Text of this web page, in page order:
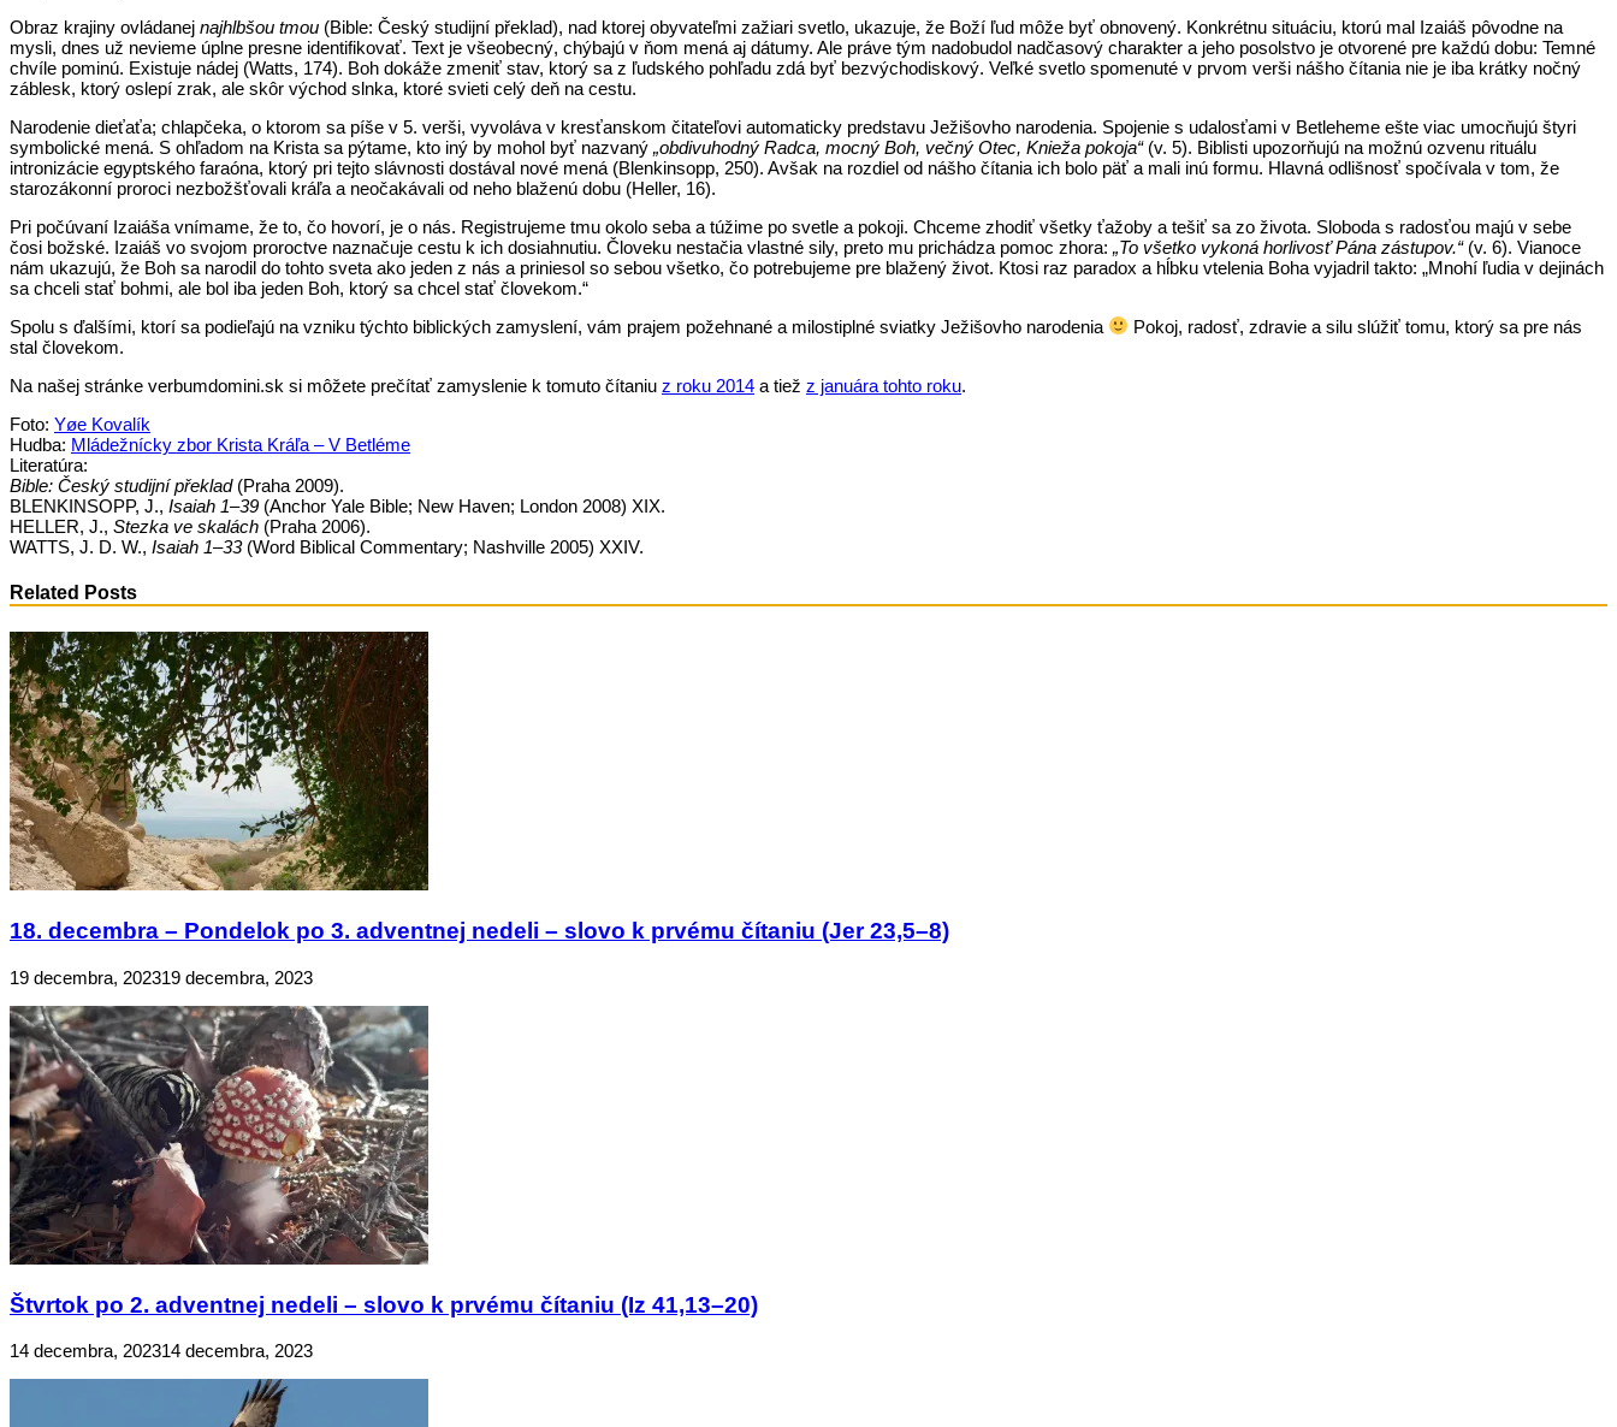
Obraz krajiny ovládanej najhlbšou tmou (Bible: Český studijní překlad), nad ktorej obyvateľmi zažiari svetlo, ukazuje, že Boží ľud môže byť obnovený. Konkrétnu situáciu, ktorú mal Izaiáš pôvodne na
mysli, dnes už nevieme úplne presne identifikovať. Text je všeobecný, chýbajú v ňom mená aj dátumy. Ale práve tým nadobudol nadčasový charakter a jeho posolstvo je otvorené pre každú dobu: Temné
chvíle pominú. Existuje nádej (Watts, 174). Boh dokáže zmeniť stav, ktorý sa z ľudského pohľadu zdá byť bezvýchodiskový. Veľké svetlo spomenuté v prvom verši nášho čítania nie je iba krátky nočný
záblesk, ktorý oslepí zrak, ale skôr východ slnka, ktoré svieti celý deň na cestu.
Narodenie dieťaťa; chlapčeka, o ktorom sa píše v 5. verši, vyvoláva v kresťanskom čitateľovi automaticky predstavu Ježišovho narodenia. Spojenie s udalosťami v Betleheme ešte viac umocňujú štyri
symbolické mená. S ohľadom na Krista sa pýtame, kto iný by mohol byť nazvaný „obdivuhodný Radca, mocný Boh, večný Otec, Knieža pokoja“(v. 5). Biblisti upozorňujú na možnú ozvenu rituálu
intronizácie egyptského faraóna, ktorý pri tejto slávnosti dostával nové mená (Blenkinsopp, 250). Avšak na rozdiel od nášho čítania ich bolo päť a mali inú formu. Hlavná odlišnosť spočívala v tom, že
starozákonní proroci nezbožšťovali kráľa a neočakávali od neho blaženú dobu (Heller, 16).
Pri počúvaní Izaiáša vnímame, že to, čo hovorí, je o nás. Registrujeme tmu okolo seba a túžime po svetle a pokoji. Chceme zhodiť všetky ťažoby a tešiť sa zo života. Sloboda s radosťou majú v sebe
čosi božské. Izaiáš vo svojom proroctve naznačuje cestu k ich dosiahnutiu. Človeku nestačia vlastné sily, preto mu prichádza pomoc zhora: „To všetko vykoná horlivosť Pána zástupov.“(v. 6). Vianoce
nám ukazujú, že Boh sa narodil do tohto sveta ako jeden z nás a priniesol so sebou všetko, čo potrebujeme pre blažený život. Ktosi raz paradox a hĺbku vtelenia Boha vyjadril takto: „Mnohí ľudia v dejinách
sa chceli stať bohmi, ale bol iba jeden Boh, ktorý sa chcel stať človekom.“
Spolu s ďalšími, ktorí sa podieľajú na vzniku týchto biblických zamyslení, vám prajem požehnané a milostiplné sviatky Ježišovho narodenia
Pokoj, radosť, zdravie a silu slúžiť tomu, ktorý sa pre nás
stal človekom.
Na našej stránke verbumdomini.sk si môžete prečítať zamyslenie k tomuto čítaniu z roku 2014 a tiež z januára tohto roku.
Foto: Yøe Kovalík
Hudba: Mládežnícky zbor Krista Kráľa – V Betléme
Literatúra:
Bible: Český studijní překlad(Praha 2009).
BLENKINSOPP, J., Isaiah 1–39 (Anchor Yale Bible; New Haven; London 2008) XIX.
HELLER, J., Stezka ve skalách (Praha 2006).
WATTS, J. D. W., Isaiah 1–33(Word Biblical Commentary; Nashville 2005) XXIV.
Related Posts
18. decembra – Pondelok po 3. adventnej nedeli – slovo k prvému čítaniu (Jer 23,5–8)
19 decembra, 202319 decembra, 2023
Štvrtok po 2. adventnej nedeli – slovo k prvému čítaniu (Iz 41,13–20)
14 decembra, 202314 decembra, 2023